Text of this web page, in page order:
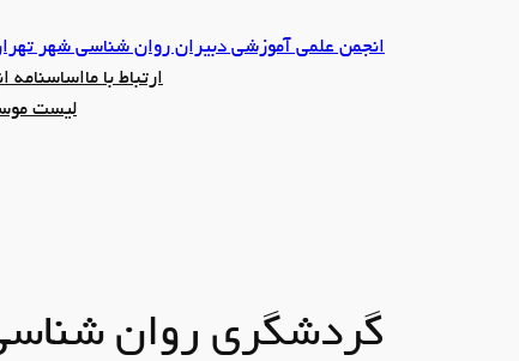
انجمن علمی آموزشی دبیران روان شناسی شهر
ارتباط با مااساسنامه
لیست
گردشگری روان